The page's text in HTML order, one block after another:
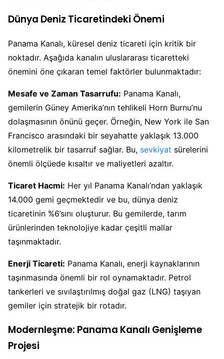
Dünya Deniz Ticaretindeki Önemi
Panama Kanalı, küresel deniz ticareti için kritik bir
noktadır. Aşağıda kanalın uluslararası ticaretteki
önemini öne çıkaran temel faktörler bulunmaktadır:
Mesafe ve Zaman Tasarrufu: Panama Kanalı,
gemilerin Güney Amerika’nın tehlikeli Horn Burnu’nu
dolaşmasının önünü geçer. Örneğin, New York ile San
Francisco arasındaki bir seyahatte yaklaşık 13.000
kilometrelik bir tasarruf sağlar. Bu, sevkiyat sürelerini
önemli ölçüede kısaltır ve maliyetleri azaltır.
Ticaret Hacmi: Her yıl Panama Kanalı’ndan yaklaşık
14.000 gemi geçmektedir ve bu, dünya deniz
ticaretinin %6’sını oluşturur. Bu gemilerde, tarım
ürünlerinden teknolojiye kadar çeşitli mallar
taşınmaktadır.
Enerji Ticareti: Panama Kanalı, enerji kaynaklarının
taşınmasında önemli bir rol oynamaktadır. Petrol
tankerleri ve sıvılaştırılmış doğal gaz (LNG) taşıyan
gemiler için stratejik bir rotadır.
Modernleşme: Panama Kanalı Genişleme
Projesi